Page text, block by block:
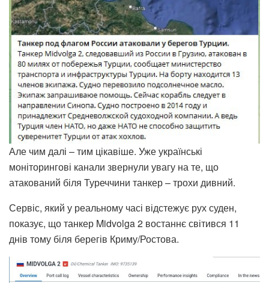
Але чим далі – тим цікавіше. Уже українські
моніторингові канали звернули увагу на те, що
атакований біля Туреччини танкер – трохи дивний.
Сервіс, який у реальному часі відстежує рух суден,
показує, що танкер Midvolga 2 востаннє світився 11
днів тому біля берегів Криму/Ростова.